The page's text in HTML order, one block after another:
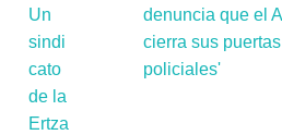
denuncia que el
cierra sus
policiales'